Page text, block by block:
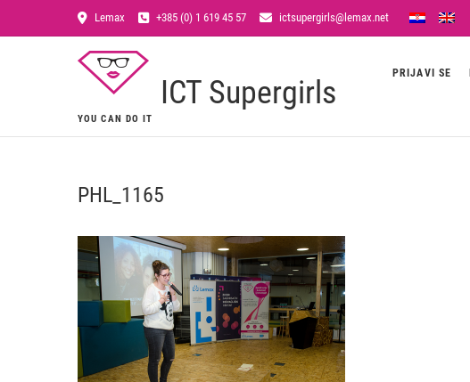
Lemax +385 (0) 1 619 45 57 ictsupergirls@lemax.net
ICT Supergirls
YOU CAN DO IT
PRIJAVI SE
PHL_1165